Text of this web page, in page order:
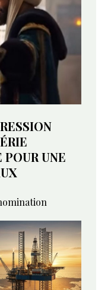
UNE